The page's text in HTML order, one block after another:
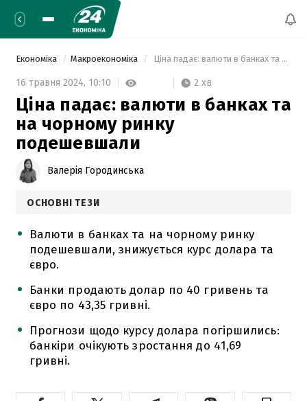
Економіка Макроекономіка Ціна падає: валюти в банках та на чорному ринку подешевшали
16 травня 2024, 10:10 2 хв
Ціна падає: валюти в банках та
на чорному ринку
подешевшали
Валерія Городинська
ОСНОВНІ ТЕЗИ
Валюти в банках та на чорному ринку
подешевшали, знижується курс долара та
євро.
Банки продають долар по 40 гривень та
євро по 43,35 гривні.
Прогнози щодо курсу долара погіршились:
банкіри очікують зростання до 41,69
гривні.